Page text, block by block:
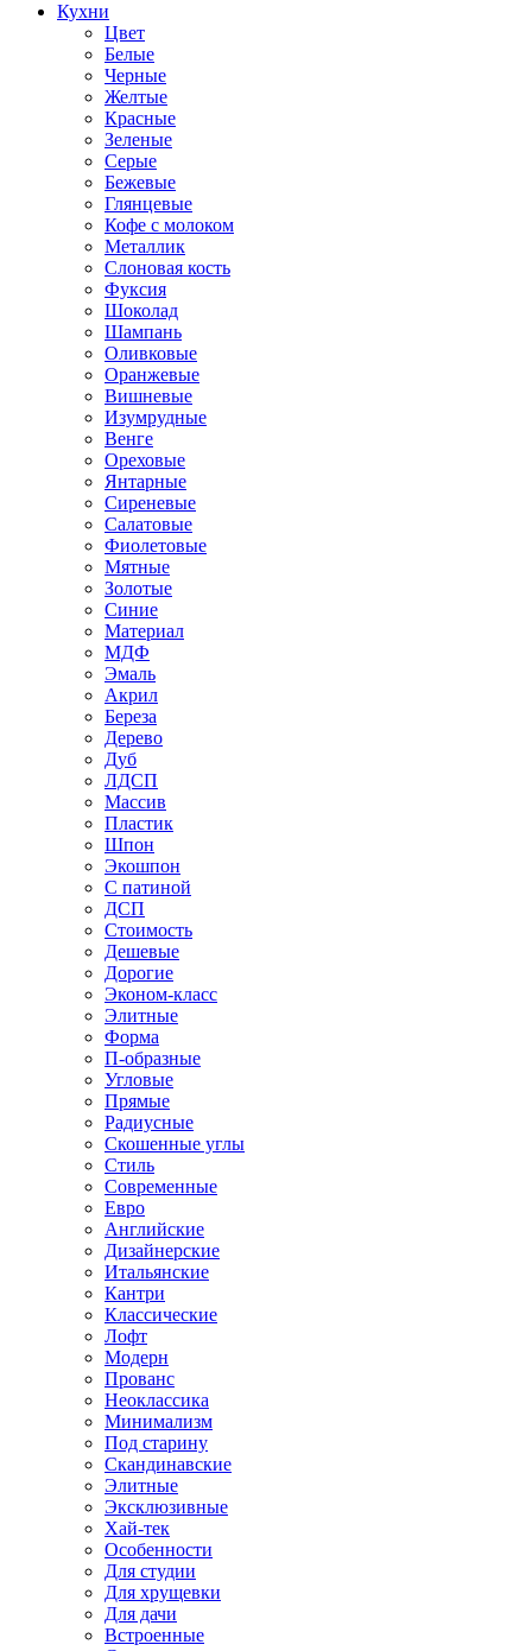
Кухни
Цвет
Белые
Черные
Желтые
Красные
Зеленые
Серые
Бежевые
Глянцевые
Кофе с молоком
Металлик
Слоновая кость
Фуксия
Шоколад
Шампань
Оливковые
Оранжевые
Вишневые
Изумрудные
Венге
Ореховые
Янтарные
Сиреневые
Салатовые
Фиолетовые
Мятные
Золотые
Синие
Материал
МДФ
Эмаль
Акрил
Береза
Дерево
Дуб
ЛДСП
Массив
Пластик
Шпон
Экошпон
С патиной
ДСП
Стоимость
Дешевые
Дорогие
Эконом-класс
Элитные
Форма
П-образные
Угловые
Прямые
Радиусные
Скошенные углы
Стиль
Современные
Евро
Английские
Дизайнерские
Итальянские
Кантри
Классические
Лофт
Модерн
Прованс
Неоклассика
Минимализм
Под старину
Скандинавские
Элитные
Эксклюзивные
Хай-тек
Особенности
Для студии
Для хрущевки
Для дачи
Встроенные